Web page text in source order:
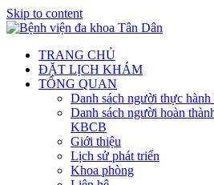
Skip to content
TRANG CHỦ
ĐẶT LỊCH KHÁM
TỔNG QUAN
Danh sách người thực
Danh sách người hoàn
KBCB
Giới thiệu
Lịch sử phát triển
Khoa phòng